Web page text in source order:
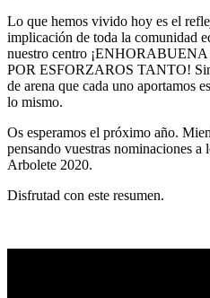
Lo que hemos vivido hoy es el
implicación de toda la comunidad
nuestro centro
POR ESFORZAROS TANTO!
de arena que cada uno aportamos
lo mismo.
Os esperamos el próximo año.
pensando vuestras nominaciones a
Arbolete 2020.
Disfrutad con este resumen.